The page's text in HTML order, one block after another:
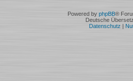
Powered by phpBB®
Deutsche
Datenschutz |